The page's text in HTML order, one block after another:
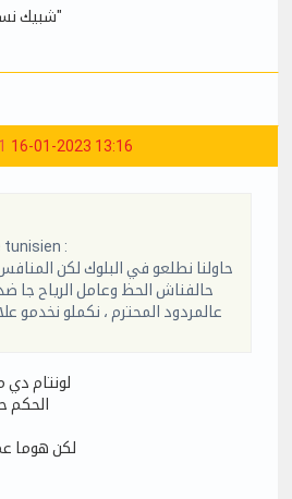
شبيك نسيت "نحطوا ساقينا عالقاعة"
16-01-2023 13:16
tunisien :
حاولنا نطلعو في البلوك لكن
حالفناش الحظ وعامل الرياح جا
عالمردود المحترم ، نكملو نخدمو
لونتام دي
الحكم
لكن هوما عملو 6 فرص